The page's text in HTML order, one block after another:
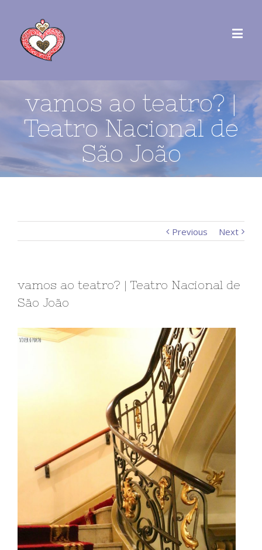
vamos ao teatro? |
Teatro Nacional de
São João
Previous Next
vamos ao teatro? | Teatro Nacional de
São João